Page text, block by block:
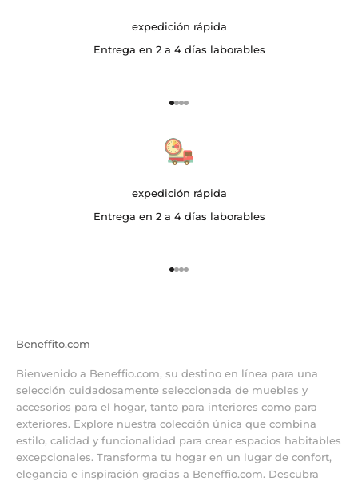
expedición rápida
Entrega en 2 a 4 días laborables
Ir al artículo 1
Ir al artículo 2
Ir al artículo 3
Ir al artículo 4
expedición rápida
Entrega en 2 a 4 días laborables
Ir al artículo 1
Ir al artículo 2
Ir al artículo 3
Ir al artículo 4
Beneffito.com
Bienvenido a Beneffio.com, su destino en línea para una
selección cuidadosamente seleccionada de muebles y
accesorios para el hogar, tanto para interiores como para
exteriores. Explore nuestra colección única que combina
estilo, calidad y funcionalidad para crear espacios habitables
excepcionales. Transforma tu hogar en un lugar de confort,
elegancia e inspiración gracias a Beneffio.com. Descubra